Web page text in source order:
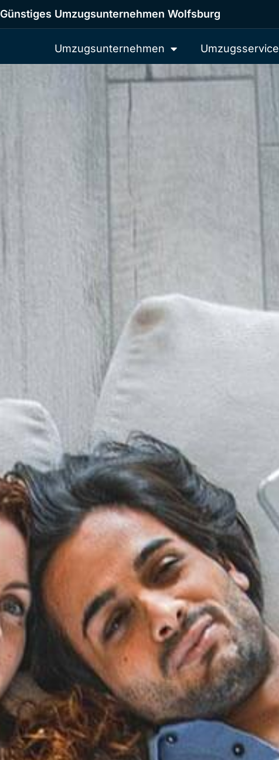
Günstiges Umzugsunternehmen Wolfsburg
Umzugsunternehmen Umzugsservice